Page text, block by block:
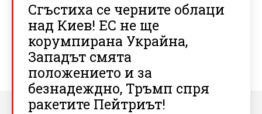
Сгъстиха се черните облаци
над Киев! ЕС не ще
корумпирана Украйна,
Западът смята
положението и за
безнадеждно, Тръмп спря
ракетите Пейтриът!